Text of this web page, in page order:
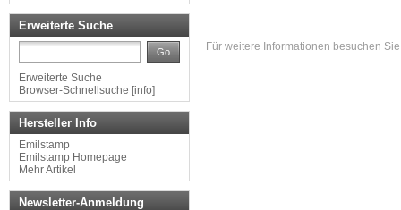
Für weitere Informationen besuchen
Erweiterte Suche
Go
Erweiterte Suche
Browser-Schnellsuche [info]
Hersteller Info
Emilstamp
Emilstamp Homepage
Mehr Artikel
Newsletter-Anmeldung